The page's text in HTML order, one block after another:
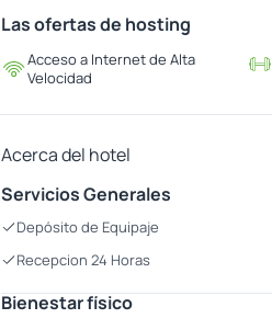
Las ofertas de hosting
Acceso a Internet de Alta
Velocidad
Acerca del hotel
Servicios Generales
Depósito de Equipaje
Recepcion 24 Horas
Bienestar físico